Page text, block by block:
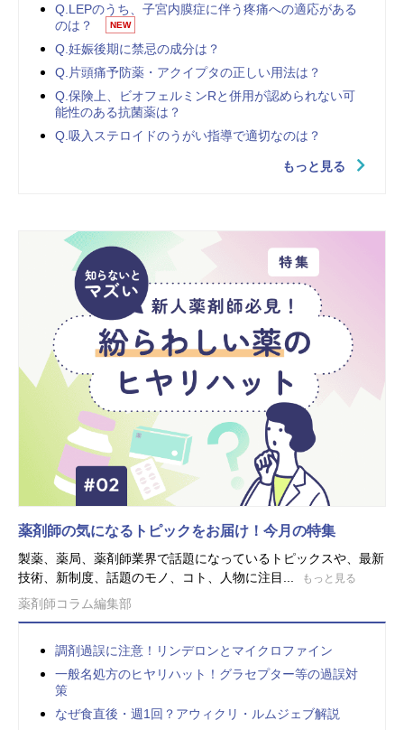
Q.LEPのうち、子宮内膜症に伴う疼痛への適応がある
のは？
NEW
Q.妊娠後期に禁忌の成分は？
Q.片頭痛予防薬・アクイプタの正しい用法は？
Q.保険上、ビオフェルミンRと併用が認められない可
能性のある抗菌薬は？
Q.吸入ステロイドのうがい指導で適切なのは？
もっと見る
薬剤師の気になるトピックをお届け！今月の特集
製薬、薬局、薬剤師業界で話題になっているトピックスや、最新
技術、新制度、話題のモノ、コト、人物に注目...
もっと見る
薬剤師コラム編集部
調剤過誤に注意！リンデロンとマイクロファイン
一般名処方のヒヤリハット！グラセプター等の過誤対
策
なぜ食直後・週1回？アウィクリ・ルムジェブ解説